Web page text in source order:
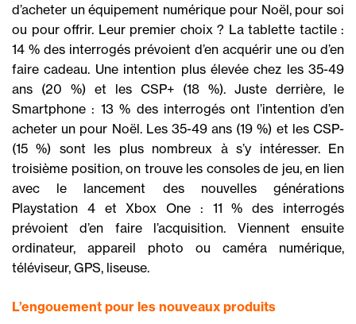
d’acheter un équipement numérique pour Noël, pour soi
ou pour offrir. Leur premier choix ? La tablette tactile :
14 % des interrogés prévoient d’en acquérir une ou d’en
faire cadeau. Une intention plus élevée chez les 35-49
ans (20 %) et les CSP+ (18 %). Juste derrière, le
Smartphone : 13 % des interrogés ont l’intention d’en
acheter un pour Noël. Les 35-49 ans (19 %) et les CSP-
(15 %) sont les plus nombreux à s’y intéresser. En
troisième position, on trouve les consoles de jeu, en lien
avec le lancement des nouvelles générations
Playstation 4 et Xbox One : 11 % des interrogés
prévoient d’en faire l’acquisition. Viennent ensuite
ordinateur, appareil photo ou caméra numérique,
téléviseur, GPS, liseuse.
L’engouement pour les nouveaux produits